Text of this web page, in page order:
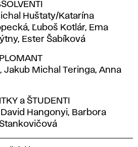
Huštaty/Katarína
Ľuboš Kotlár, Ema
Ester Šabíková
Jakub Michal Teringa, Anna
a ŠTUDENTI
Hangonyi, Barbora